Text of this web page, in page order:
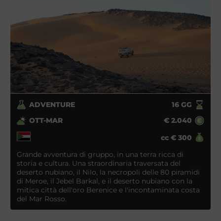
possibilità di accamparsi nelle vicinanze dei siti e di
compiere visite notturne in totale libertà e assoluta
solitudine, rendono pressoché irripetibili certe
esperienze e offrono un fascino tutto particolare ai
nostri viaggi in Sudan. Le rovine, infatti, emergono
spesso improvvise dalla sabbia, in genere
circondate da una semplice rete, e sembra davvero
di essere un viaggiatore d’altri tempi capitato lì per
caso.
Il Sudan è ricoperto per gran parte da deserti di
sabbia, come quelli del Bayuda e dell’Atmur, e
formazioni rocciose particolari, come quelle del
Jebel Barkal, che vengono interrotti solo dalle
numerose oasi che corrono lungo il Nilo. È proprio in
questa grande ansa formata tra la quinta e la sesta
cataratta che si trovano i principali siti archeologici:
dalle circa 200 piramidi di Meroe, l’antica capitale del
ADVENTURE 16GG
OTT-MAR
€ 2.040
cc € 300
Grande avventura di gruppo, in una terra ricca di
storia e cultura. Una straordinaria traversata del
deserto nubiano, il Nilo, la necropoli delle 80 piramidi
di Meroe, il Jebel Barkal, e il deserto nubiano con la
mitica città dell'oro Berenice e l'incontaminata costa
del Mar Rosso.